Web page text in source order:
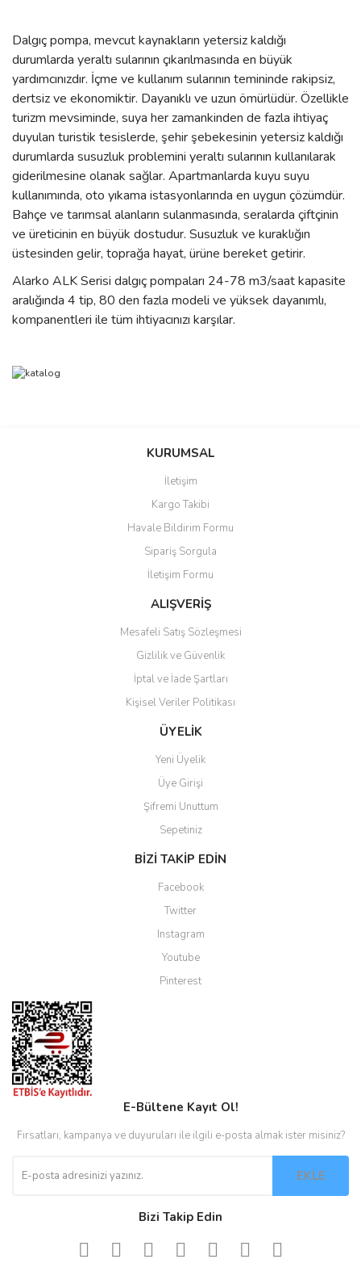
Dalgıç pompa, mevcut kaynakların yetersiz kaldığı
durumlarda yeraltı sularının çıkarılmasında en büyük
yardımcınızdır. İçme ve kullanım sularının temininde rakipsiz,
dertsiz ve ekonomiktir. Dayanıklı ve uzun ömürlüdür. Özellikle
turizm mevsiminde, suya her zamankinden de fazla ihtiyaç
duyulan turistik tesislerde, şehir şebekesinin yetersiz kaldığı
durumlarda susuzluk problemini yeraltı sularının kullanılarak
giderilmesine olanak sağlar. Apartmanlarda kuyu suyu
kullanımında, oto yıkama istasyonlarında en uygun çözümdür.
Bahçe ve tarımsal alanların sulanmasında, seralarda çiftçinin
ve üreticinin en büyük dostudur. Susuzluk ve kuraklığın
üstesinden gelir, toprağa hayat, ürüne bereket getirir.
Alarko ALK Serisi dalgıç pompaları 24-78 m3/saat kapasite
aralığında 4 tip, 80 den fazla modeli ve yüksek dayanımlı,
kompanentleri ile tüm ihtiyacınızı karşılar.
Bu ürüne ilk yorumu siz yapın!
Ürün hakkında henüz soru sorulmamış.
Ürün resmi kalitesiz, bozuk veya görüntülenemiyor.
Ürün açıklamasında eksik bilgiler bulunuyor.
Ürün bilgilerinde hatalar bulunuyor.
Ürün fiyatı diğer sitelerden daha pahalı.
Bu ürüne benzer farklı alternatifler olmalı.
Gönder
KURUMSAL
İletişim
Kargo Takibi
Havale Bildirim Formu
Sipariş Sorgula
İletişim Formu
ALIŞVERİŞ
Mesafeli Satış Sözleşmesi
Gizlilik ve Güvenlik
İptal ve İade Şartları
Kişisel Veriler Politikası
ÜYELİK
Yeni Üyelik
Üye Girişi
Şifremi Unuttum
Sepetiniz
BİZİ TAKİP EDİN
Facebook
Twitter
Instagram
Youtube
Pinterest
E-Bültene Kayıt Ol!
Fırsatları, kampanya ve duyuruları ile ilgili e-posta almak ister misiniz?
EKLE
Bizi Takip Edin